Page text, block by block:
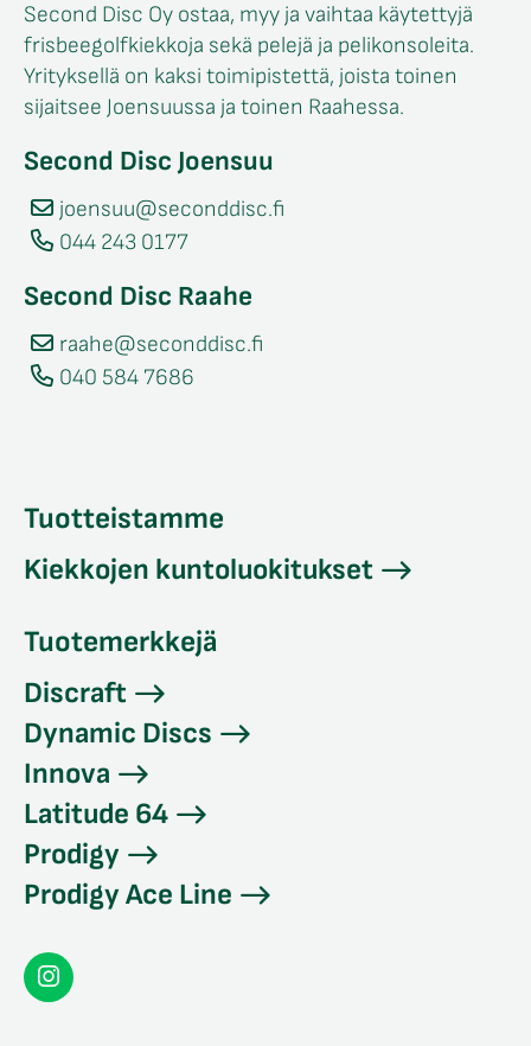
Second Disc Oy ostaa, myy ja vaihtaa käytettyjä
frisbeegolfkiekkoja sekä pelejä ja pelikonsoleita.
Yrityksellä on kaksi toimipistettä, joista toinen
sijaitsee Joensuussa ja toinen Raahessa.
Second Disc Joensuu
joensuu@seconddisc.fi
044 243 0177
Second Disc Raahe
raahe@seconddisc.fi
040 584 7686
Tuotteistamme
Kiekkojen kuntoluokitukset
Tuotemerkkejä
Discraft
Dynamic Discs
Innova
Latitude 64
Prodigy
Prodigy Ace Line
Seconddisc